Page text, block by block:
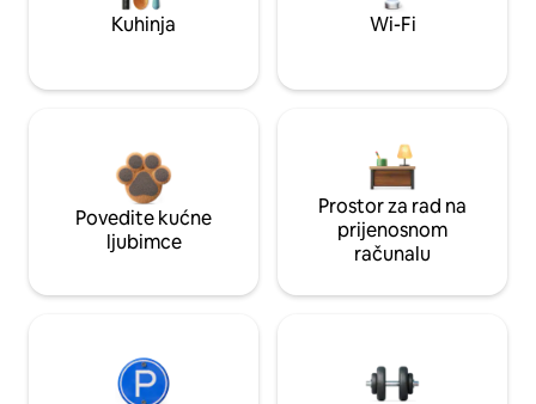
Kuhinja Wi-Fi
Povedite kućne
ljubimce
Prostor za rad na
prijenosnom
računalu